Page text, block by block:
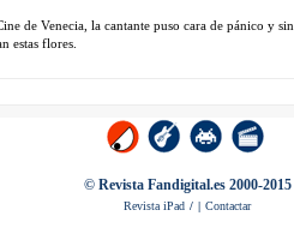
de Venecia, la cantante puso cara de pánico y sin
estas flores.
© Revista Fandigital.es 2000-2015
Revista iPad / | Contactar